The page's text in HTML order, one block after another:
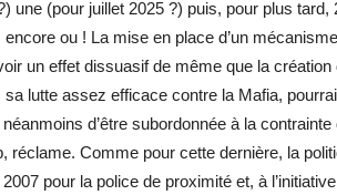
une (pour juillet 2025 ?) puis, pour plus tard,
ou ! La mise en place d’un
un effet dissuasif de même que la création
sa lutte assez efficace contre la Mafia,
d’être subordonnée à la
Comme pour cette dernière, la
pour la police de proximité et, à